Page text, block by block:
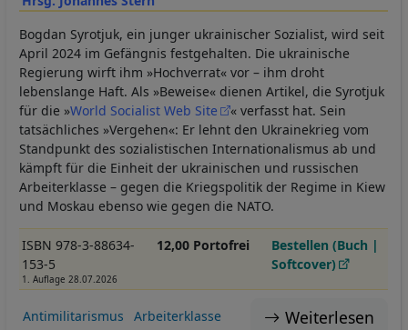
Bogdan Syrotjuk, ein junger ukrainischer Sozialist, wird seit
April 2024 im Gefängnis festgehalten. Die ukrainische
Regierung wirft ihm »Hochverrat« vor – ihm droht
lebenslange Haft. Als »Beweise« dienen Artikel, die Syrotjuk
für die »World Socialist Web Site
« verfasst hat. Sein
tatsächliches »Vergehen«: Er lehnt den Ukrainekrieg vom
Standpunkt des sozialistischen Internationalismus ab und
kämpft für die Einheit der ukrainischen und russischen
Arbeiterklasse – gegen die Kriegspolitik der Regime in Kiew
und Moskau ebenso wie gegen die NATO.
ISBN 978-3-88634-
153-5
1. Auflage 28.07.2026
12,00 Portofrei
Bestellen (Buch |
Softcover)
Weiterlesen
Antimilitarismus
Arbeiterklasse